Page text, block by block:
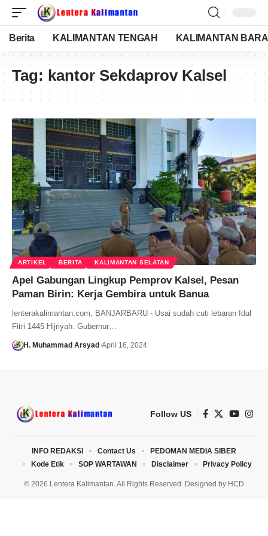
Berita KALIMANTAN TENGAH KALIMANTAN
Tag: kantor Sekdaprov Kalsel
ARTIKEL BERITA KALIMANTAN SELATAN
Apel Gabungan Lingkup Pemprov Kalsel, Pesan
Paman Birin: Kerja Gembira untuk Banua
lenterakalimantan.com, BANJARBARU - Usai sudah cuti lebaran Idul
Fitri 1445 Hijriyah. Gubernur…
H. Muhammad Arsyad April 16, 2024
Follow US
© 2026 Lentera Kalimantan. All Rights Reserved. Designed by HCD
INFO REDAKSI Contact Us
PEDOMAN MEDIA SIBER
Kode Etik
SOP WARTAWAN Disclaimer Privacy Policy